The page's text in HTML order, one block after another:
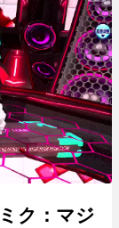
ク：マジ